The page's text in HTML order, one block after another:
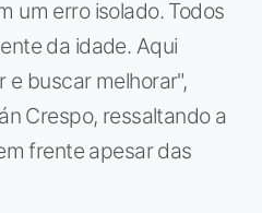
um erro isolado. Todos
da idade. Aqui
e buscar melhorar",
Crespo, ressaltando a
frente apesar das